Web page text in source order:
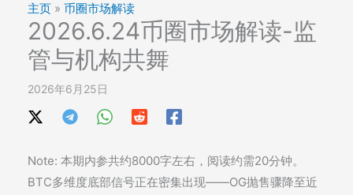
主页 » 币圈市场解读
2026.6.24币圈市场解读-监
管与机构共舞
2026年6月25日
Note: 本期内参共约8000字左右，阅读约需20分钟。
BTC多维度底部信号正在密集出现——OG抛售骤降至近